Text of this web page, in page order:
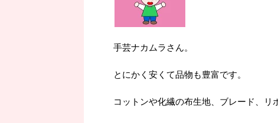
手芸ナカムラさん。
とにかく安くて品物も豊富です。
コットンや化繊の布生地、ブレード、リ